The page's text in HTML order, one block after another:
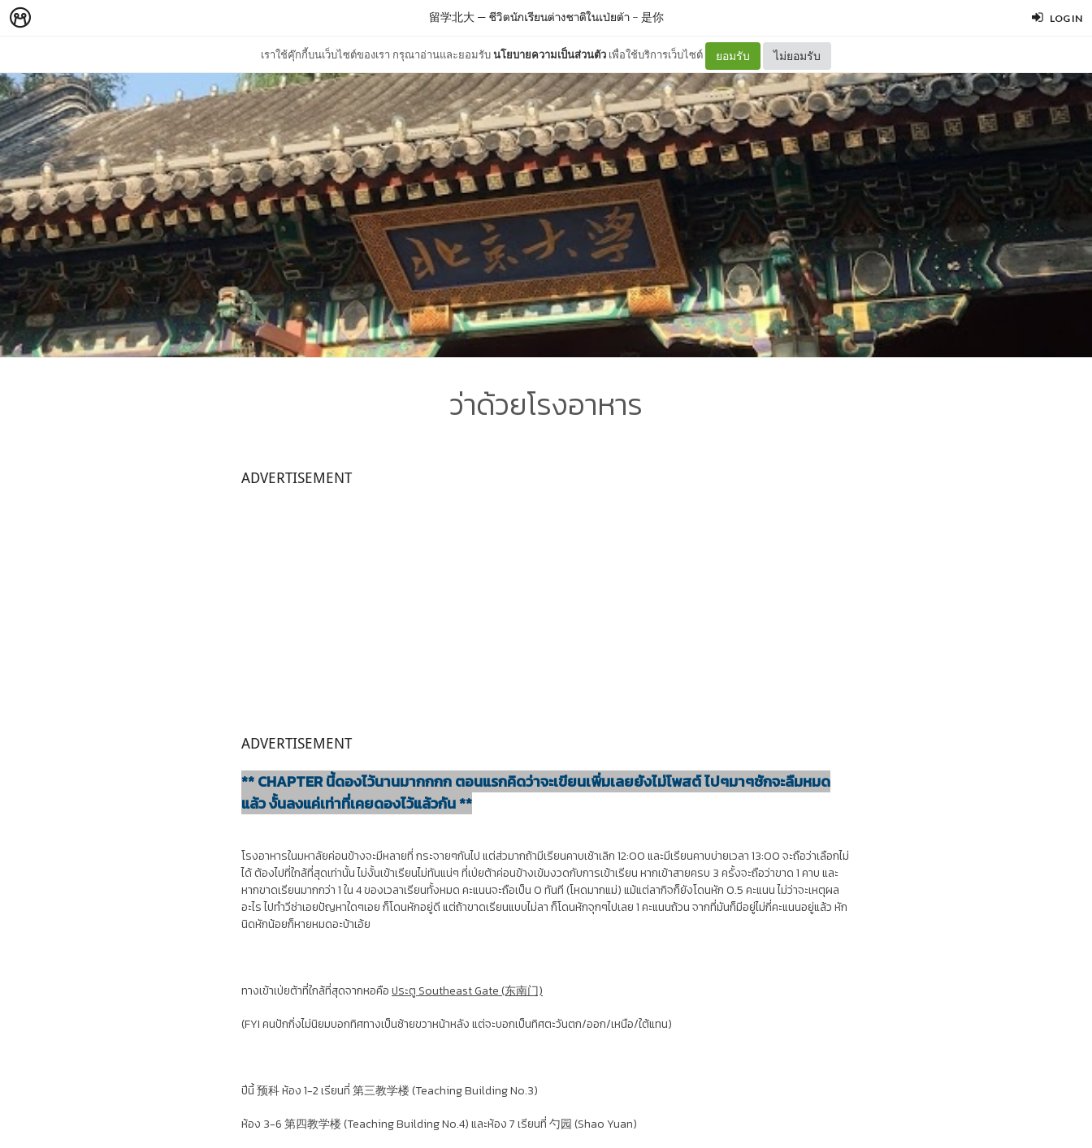
LOG IN
เราใช้คุ๊กกี้บนเว็บไซต์ของเรา กรุณาอ่านและยอมรับนโยบายความเป็นส่วนตัว เพื่อใช้บริการเว็บไซต์ ยอมรับ ไม่ยอมรับ
留学北大 — ชีวิตนักเรียนต่างชาติในเป่ยต้า– 是你
ว่าด้วยโรงอาหาร
ADVERTISEMENT
ADVERTISEMENT
** CHAPTER นี้ดองไว้นานมากกกก ตอนแรกคิดว่าจะเขียนเพิ่มเลยยังไม่โพสต์ ไปๆมาๆชักจะลืมหมด
แล้ว งั้นลงแค่เท่าที่เคยดองไว้แล้วกัน **
โรงอาหารในมหาลัยค่อนข้างจะมีหลายที่ กระจายๆกันไป แต่ส่วมากถ้ามีเรียนคาบเช้าเลิก 12:00 และมีเรียนคาบบ่ายเวลา 13:00 จะถือว่าเลือกไม่
ได้ ต้องไปที่ใกล้ที่สุดเท่านั้น ไม่งั้นเข้าเรียนไม่ทันแน่ๆ ที่เป่ยต้าค่อนข้างเข้มงวดกับการเข้าเรียน หากเข้าสายครบ 3 ครั้งจะถือว่าขาด 1 คาบ และ
หากขาดเรียนมากกว่า 1 ใน 4 ของเวลาเรียนทั้งหมด คะแนนจะถือเป็น 0 ทันที (โหดมากแม่) แม้แต่ลากิจก็ยังโดนหัก 0.5 คะแนน ไม่ว่าจะเหตุผล
อะไร ไปทำวีซ่าเอยปัญหาใดๆเอย ก็โดนหักอยู่ดี แต่ถ้าขาดเรียนแบบไม่ลา ก็โดนหักจุกๆไปเลย 1 คะแนนถ้วน จากที่มันก็มีอยู่ไม่กี่คะแนนอยู่แล้ว หัก
นิดหักน้อยก็หายหมดอะบ้าเอ้ย
ทางเข้าเป่ยต้าที่ใกล้ที่สุดจากหอคือประตู Southeast Gate (东南门)
(FYI คนปักกิ่งไม่นิยมบอกทิศทางเป็นซ้ายขวาหน้าหลัง แต่จะบอกเป็นทิศตะวันตก/ออก/เหนือ/ใต้แทน)
ปีนี้ 预科 ห้อง 1-2 เรียนที่ 第三教学楼 (Teaching Building No.3)
ห้อง 3-6 第四教学楼 (Teaching Building No.4) และห้อง 7 เรียนที่ 勺园 (Shao Yuan)